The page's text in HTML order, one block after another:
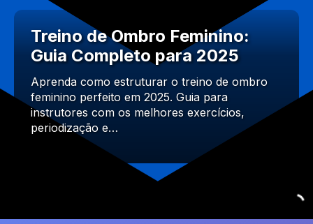
Treino de Ombro Feminino:
Guia Completo para 2025
Aprenda como estruturar o treino de ombro
feminino perfeito em 2025. Guia para
instrutores com os melhores exercícios,
periodização e…